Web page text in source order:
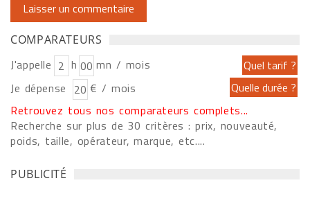
COMPARATEURS
J'appelle h
mn / mois
Je dépense
€ / mois
Retrouvez tous nos comparateurs complets...
Recherche sur plus de 30 critères : prix, nouveauté,
poids, taille, opérateur, marque, etc....
PUBLICITÉ